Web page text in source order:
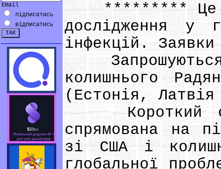
Email
підписатись
відписатись
********* Це
дослідження у
інфекцій.
Запрошуються
колишнього
(Естонія,
Короткий
спрямована на
зі США і
глобальної